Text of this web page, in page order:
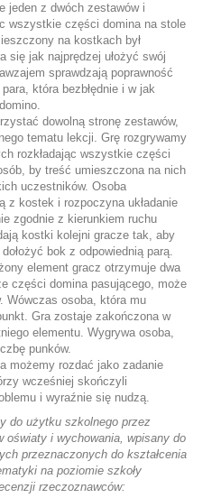
jeden z dwóch zestawów i
wszystkie części domina na stole
na kostkach był
się jak najprędzej ułożyć swój
sprawdzają poprawność
która bezbłędnie i w jak
dowolną stronę zestawów,
tematu lekcji. Grę rozgrywamy
rozkładając wszystkie części
by treść umieszczona na nich
uczestników. Osoba
z kostek i rozpoczyna układanie
zgodnie z kierunkiem ruchu
kostki kolejni gracze tak, aby
bok z odpowiednią parą.
element gracz otrzymuje dwa
części domina pasującego, może
Wówczas osoba, która mu
Gra zostaje zakończona w
elementu. Wygrywa osoba,
punków.
możemy rozdać jako zadanie
wcześniej skończyli
i wyraźnie się nudzą.
do użytku szkolnego przez
oświaty i wychowania, wpisany do
przeznaczonych do kształcenia
na poziomie szkoły
rzeczoznawców: